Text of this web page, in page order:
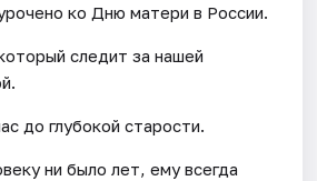
ко Дню матери в России.
следит за нашей
до глубокой старости.
ни было лет, ему всегда